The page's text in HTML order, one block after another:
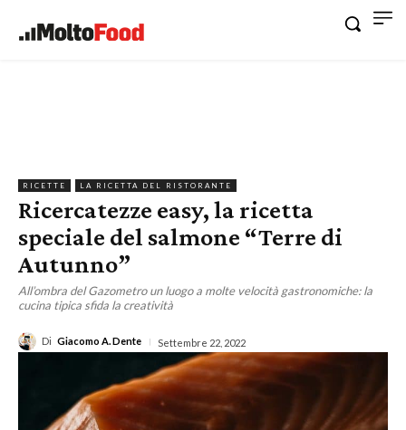
RICETTE LA RICETTA DEL RISTORANTE
Ricercatezze easy, la ricetta
speciale del salmone “Terre di
Autunno”
All’ombra del Gazometro un luogo a molte velocità gastronomiche: la
cucina tipica sfida la creatività
Di Giacomo A. Dente Settembre 22, 2022